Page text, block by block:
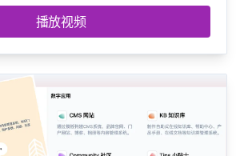
播放视频